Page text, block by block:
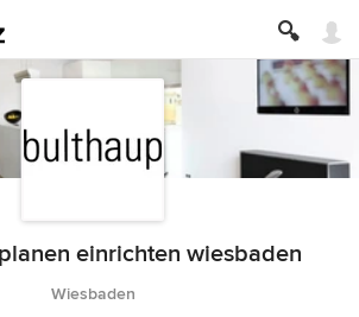
einrichten wiesbaden
Wiesbaden